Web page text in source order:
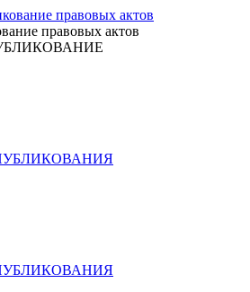
правовых актов